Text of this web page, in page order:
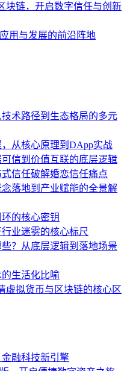
块链，开启数字信任与创新
用与发展的前沿阵地
术路径到生态格局的多元
从核心原理到DApp实战
信到价值互联的底层逻辑
信任破解婚恋信任痛点
落地到产业赋能的全景解
的核心密钥
业迷雾的核心标尺
？从底层逻辑到落地场景
生活化比喻
虚拟货币与区块链的核心区
融科技新引擎